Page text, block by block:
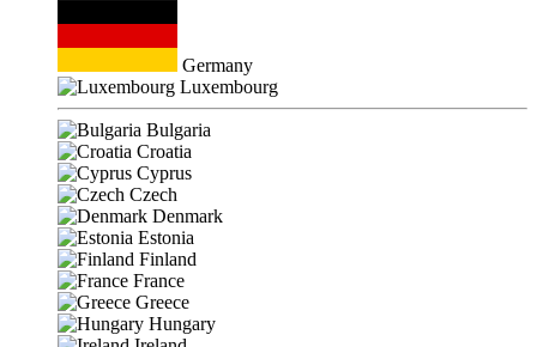
Germany
Luxembourg
Bulgaria
Croatia
Cyprus
Czech
Denmark
Estonia
Finland
France
Greece
Hungary